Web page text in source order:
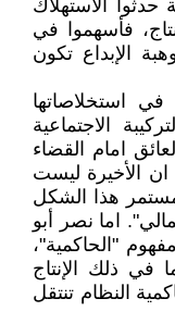
حدثوا الاستهلاك
فأسهموا في
الإبداع تكون
في استخلاصاتها
الاجتماعية
امام القضاء
ان الأخيرة ليست
هذا الشكل
اما نصر أبو
"الحاكمية"،
في ذلك الإنتاج
النظام تنتقل